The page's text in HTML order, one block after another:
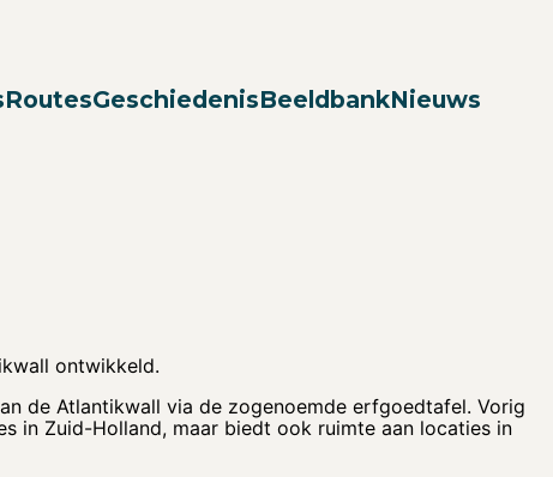
RoutesGeschiedenisBeeldbankNieuws
ontwikkeld.
de Atlantikwall via de zogenoemde erfgoedtafel. Vorig
in Zuid-Holland, maar biedt ook ruimte aan locaties in